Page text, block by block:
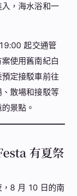
，海水浴和一
起交通管
使用舊南紀白
定接駁車前往
散場和接駁等
景點。
有夏祭
8 月 10 日的南